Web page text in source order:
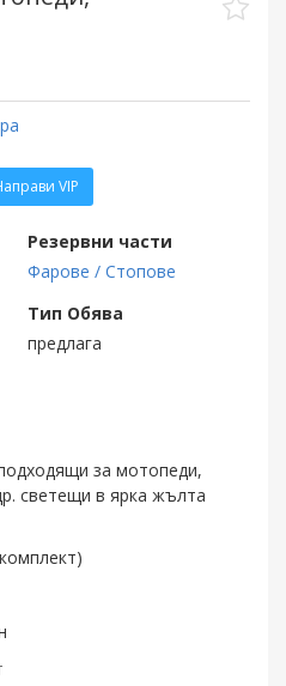
VIP
Резервни части
Фарове / Стопове
Тип Обява
предлага
за мотопеди,
светещи в ярка жълта